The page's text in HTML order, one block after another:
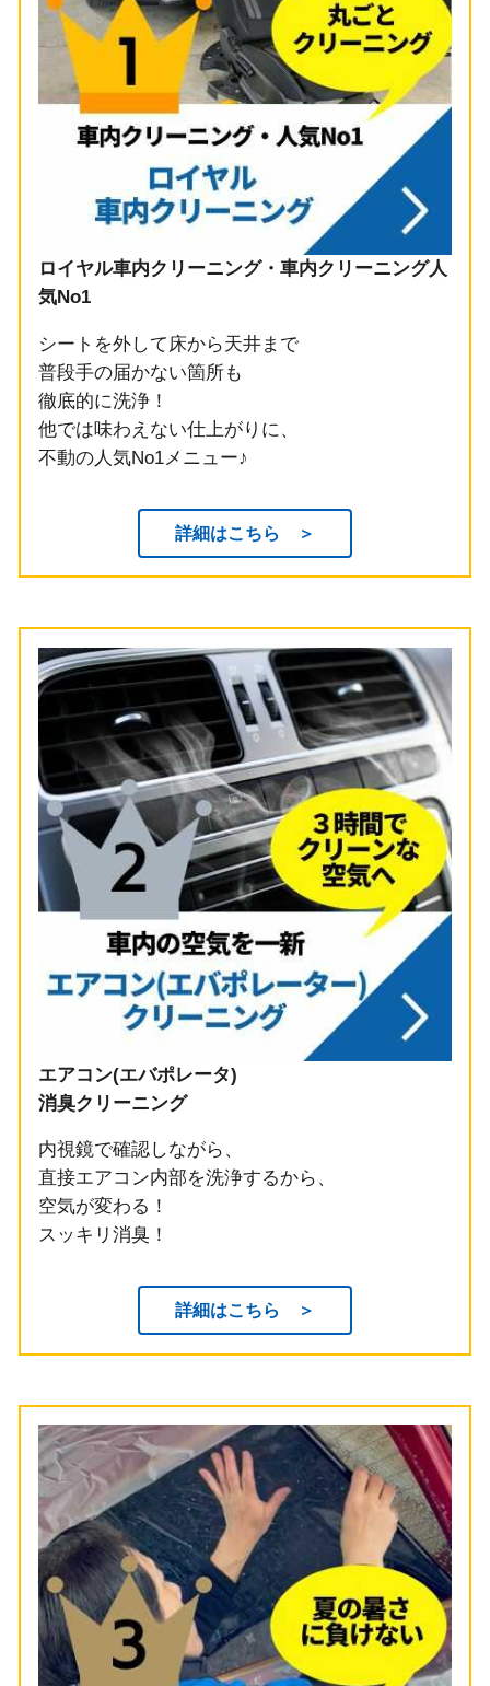
ロイヤル車内クリーニング・車内クリーニング人
気No1
シートを外して床から天井まで
普段手の届かない箇所も
徹底的に洗浄！
他では味わえない仕上がりに、
不動の人気No1メニュー♪
詳細はこちら ＞
エアコン(エバポレータ)
消臭クリーニング
内視鏡で確認しながら、
直接エアコン内部を洗浄するから、
空気が変わる！
スッキリ消臭！
詳細はこちら ＞